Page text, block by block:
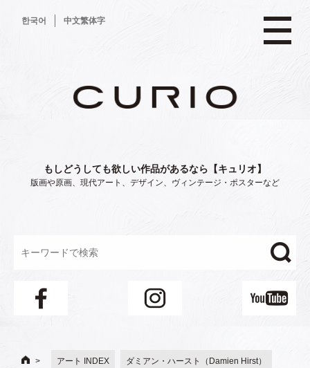
한국어 中文繁体字
もしどうしても欲しい作品があるなら【キュリオ】
版画や原画、現代アート、デザイン、ヴィンテージ・ポスターなど
アート INDEX ダミアン・ハースト（Damien Hirst）